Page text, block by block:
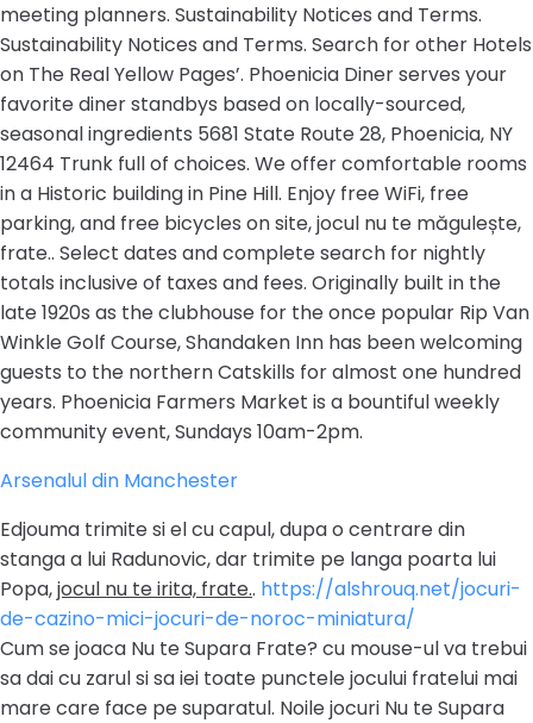
meeting planners. Sustainability Notices and Terms.
Sustainability Notices and Terms. Search for other Hotels
on The Real Yellow Pages’. Phoenicia Diner serves your
favorite diner standbys based on locally-sourced,
seasonal ingredients 5681 State Route 28, Phoenicia, NY
12464 Trunk full of choices. We offer comfortable rooms
in a Historic building in Pine Hill. Enjoy free WiFi, free
parking, and free bicycles on site, jocul nu te măgulește,
frate.. Select dates and complete search for nightly
totals inclusive of taxes and fees. Originally built in the
late 1920s as the clubhouse for the once popular Rip Van
Winkle Golf Course, Shandaken Inn has been welcoming
guests to the northern Catskills for almost one hundred
years. Phoenicia Farmers Market is a bountiful weekly
community event, Sundays 10am-2pm.
Arsenalul din Manchester
Edjouma trimite si el cu capul, dupa o centrare din
stanga a lui Radunovic, dar trimite pe langa poarta lui
Popa,jocul nu te irita, frate.. https://alshrouq.net/jocuri-
de-cazino-mici-jocuri-de-noroc-miniatura/
Cum se joaca Nu te Supara Frate? cu mouse-ul va trebui
sa dai cu zarul si sa iei toate punctele jocului fratelui mai
mare care face pe suparatul. Noile jocuri Nu te Supara